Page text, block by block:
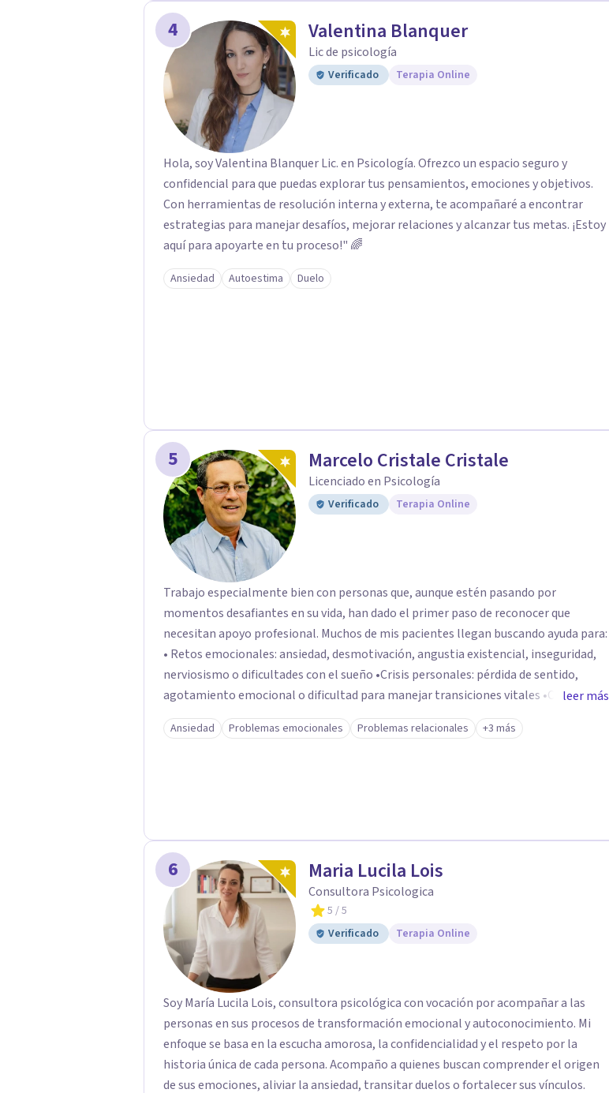
4 Valentina Blanquer
Lic de psicología
Verificado Terapia Online
Hola, soy Valentina Blanquer Lic. en Psicología. Ofrezco un espacio seguro y
confidencial para que puedas explorar tus pensamientos, emociones y objetivos.
Con herramientas de resolución interna y externa, te acompañaré a encontrar
estrategias para manejar desafíos, mejorar relaciones y alcanzar tus metas. ¡Estoy
aquí para apoyarte en tu proceso!" 🌈
Ansiedad Autoestima Duelo
5 Marcelo Cristale Cristale
Licenciado en Psicología
Verificado Terapia Online
Trabajo especialmente bien con personas que, aunque estén pasando por
momentos desafiantes en su vida, han dado el primer paso de reconocer que
necesitan apoyo profesional. Muchos de mis pacientes llegan buscando ayuda para:
• Retos emocionales: ansiedad, desmotivación, angustia existencial, inseguridad,
nerviosismo o dificultades con el sueño •Crisis personales: pérdida de sentido,
agotamiento emocional o dificultad para manejar transiciones vitales •Conflictos
relacionales: problemas de pareja, tensiones familiares, desafíos laborales o
dificultades en dinámicas sociales.
leer más
Ansiedad Problemas emocionales Problemas relacionales +3 más
6 Maria Lucila Lois
Consultora Psicologica
5 / 5
Verificado
Terapia Online
Soy María Lucila Lois, consultora psicológica con vocación por acompañar a las
personas en sus procesos de transformación emocional y autoconocimiento. Mi
enfoque se basa en la escucha amorosa, la confidencialidad y el respeto por la
historia única de cada persona. Acompaño a quienes buscan comprender el origen
de sus emociones, aliviar la ansiedad, transitar duelos o fortalecer sus vínculos.